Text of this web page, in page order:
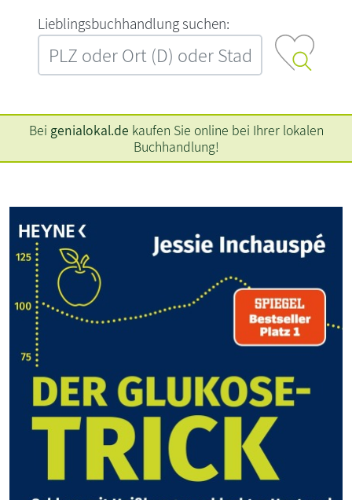
L‍i‍e‍b‍l‍i‍n‍g‍s‍b‍u‍c‍h‍h‍a‍n‍d‍l‍u‍n‍g‍ ‍s‍u‍c‍h‍e‍n‍:‍
Bei genialokal.de kaufen Sie online bei Ihrer lokalen
Buchhandlung!